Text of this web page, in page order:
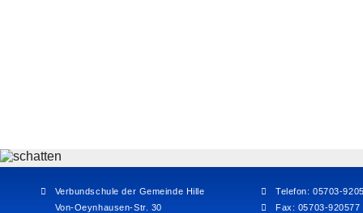
Verbundschule der Gemeinde Hille
Von-Oeynhausen-Str. 30
Telefon: 05703-
Fax: 05703-920577